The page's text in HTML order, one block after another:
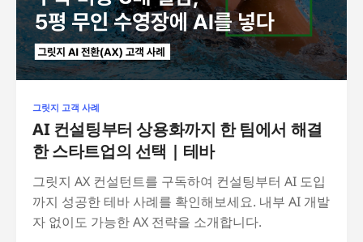
그릿지 고객 사례
AI 컨설팅부터 상용화까지 한 팀에서 해결
한 스타트업의 선택 | 테바
그릿지 AX 컨설턴트를 구독하여 컨설팅부터 AI 도입
까지 성공한 테바 사례를 확인해보세요. 내부 AI 개발
자 없이도 가능한 AX 전략을 소개합니다.